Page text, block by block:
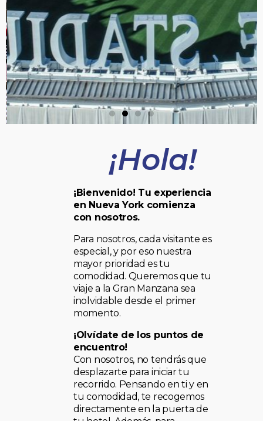
¡Hola!
¡Bienvenido! Tu experiencia
en Nueva York comienza
con nosotros.
Para nosotros, cada visitante es
especial, y por eso nuestra
mayor prioridad es tu
comodidad. Queremos que tu
viaje a la Gran Manzana sea
inolvidable desde el primer
momento.
¡Olvídate de los puntos de
encuentro!
Con nosotros, no tendrás que
desplazarte para iniciar tu
recorrido. Pensando en ti y en
tu comodidad, te recogemos
directamente en la puerta de